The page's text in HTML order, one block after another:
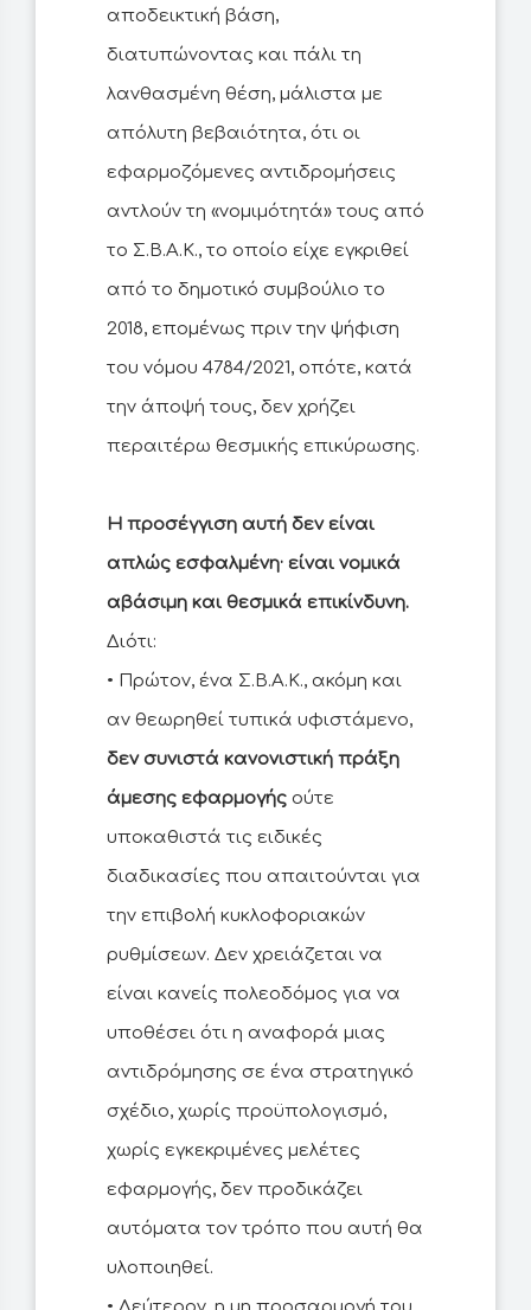
αποδεικτική βάση,
διατυπώνοντας και πάλι τη
λανθασμένη θέση, μάλιστα με
απόλυτη βεβαιότητα, ότι οι
εφαρμοζόμενες αντιδρομήσεις
αντλούν τη «νομιμότητά» τους από
το Σ.Β.Α.Κ., το οποίο είχε εγκριθεί
από το δημοτικό συμβούλιο το
2018, επομένως πριν την ψήφιση
του νόμου 4784/2021, οπότε, κατά
την άποψή τους, δεν χρήζει
περαιτέρω θεσμικής επικύρωσης.
Η προσέγγιση αυτή δεν είναι
απλώς εσφαλμένη· είναι νομικά
αβάσιμη και θεσμικά επικίνδυνη.
Διότι:
• Πρώτον, ένα Σ.Β.Α.Κ., ακόμη και
αν θεωρηθεί τυπικά υφιστάμενο,
δεν συνιστά κανονιστική πράξη
άμεσης εφαρμογής ούτε
υποκαθιστά τις ειδικές
διαδικασίες που απαιτούνται για
την επιβολή κυκλοφοριακών
ρυθμίσεων. Δεν χρειάζεται να
είναι κανείς πολεοδόμος για να
υποθέσει ότι η αναφορά μιας
αντιδρόμησης σε ένα στρατηγικό
σχέδιο, χωρίς προϋπολογισμό,
χωρίς εγκεκριμένες μελέτες
εφαρμογής, δεν προδικάζει
αυτόματα τον τρόπο που αυτή θα
υλοποιηθεί.